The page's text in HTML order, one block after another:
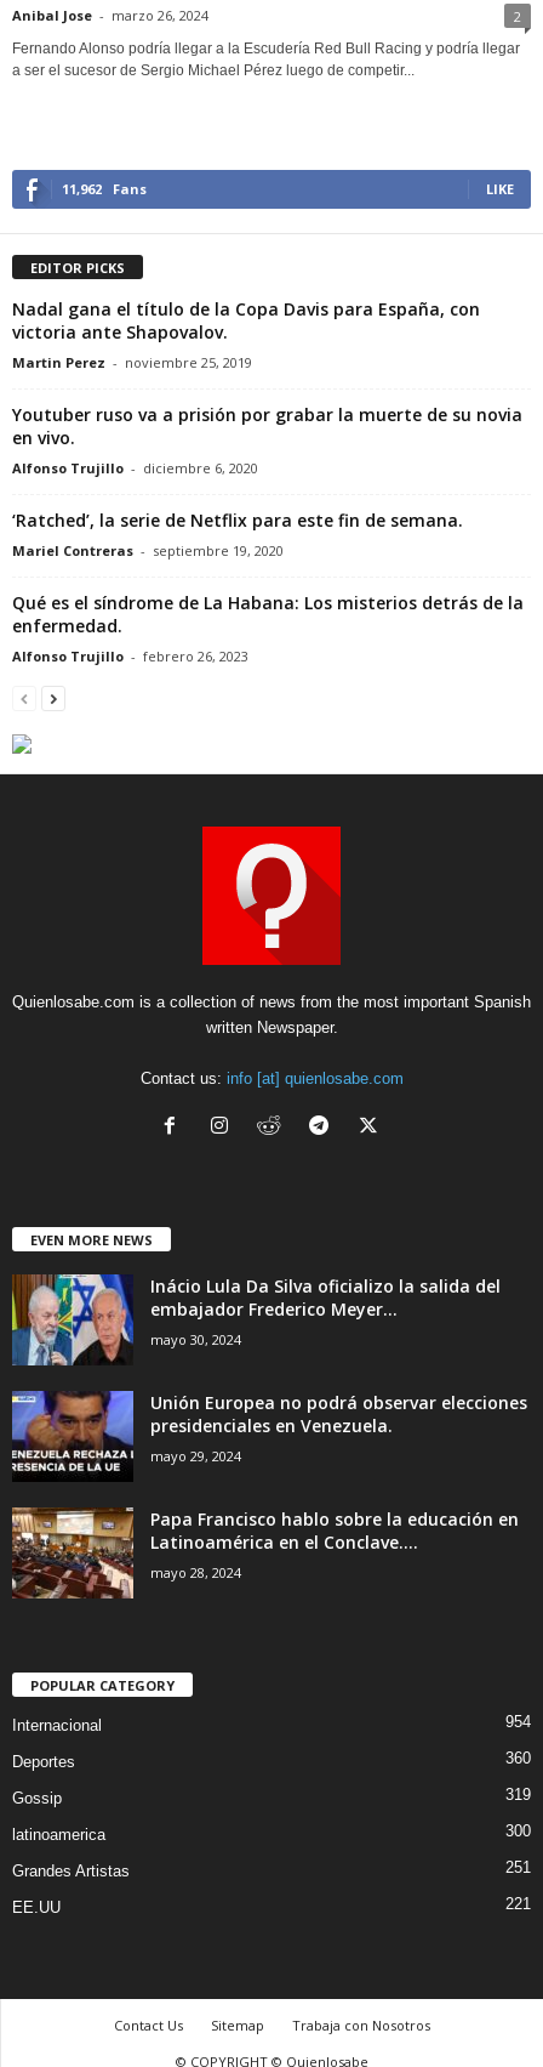
Anibal Jose - marzo 26, 2024 2
Fernando Alonso podría llegar a la Escudería Red Bull Racing y podría llegar
a ser el sucesor de Sergio Michael Pérez luego de competir...
11,962 Fans LIKE
EDITOR PICKS
Nadal gana el título de la Copa Davis para España, con
victoria ante Shapovalov.
Martin Perez - noviembre 25, 2019
Youtuber ruso va a prisión por grabar la muerte de su novia
en vivo.
Alfonso Trujillo - diciembre 6, 2020
‘Ratched’, la serie de Netflix para este fin de semana.
Mariel Contreras - septiembre 19, 2020
Qué es el síndrome de La Habana: Los misterios detrás de la
enfermedad.
Alfonso Trujillo - febrero 26, 2023
Quienlosabe.com is a collection of news from the most important Spanish
written Newspaper.
Contact us: info [at] quienlosabe.com
EVEN MORE NEWS
Inácio Lula Da Silva oficializo la salida del
embajador Frederico Meyer...
mayo 30, 2024
Unión Europea no podrá observar elecciones
presidenciales en Venezuela.
mayo 29, 2024
Papa Francisco hablo sobre la educación en
Latinoamérica en el Conclave....
mayo 28, 2024
POPULAR CATEGORY
Internacional 954
Deportes 360
Gossip 319
latinoamerica 300
Grandes Artistas 251
EE.UU 221
Contact Us Sitemap
Trabaja con Nosotros
© COPYRIGHT © Quienlosabe